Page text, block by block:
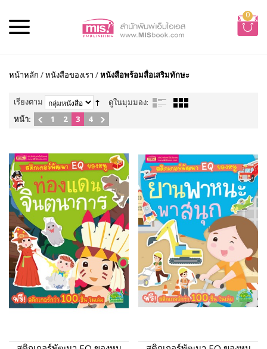
0
หน้าหลัก /หนังสือของเรา /หนังสือพร้อมสื่อเสริมทักษะ
เรียงตาม
ดูในมุมมอง:
หน้า:
1 2 3 4